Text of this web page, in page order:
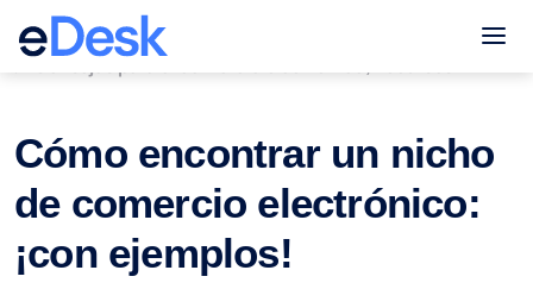
eCommerce Support Central
Cómo encontrar un nicho
de comercio electrónico:
¡con ejemplos!